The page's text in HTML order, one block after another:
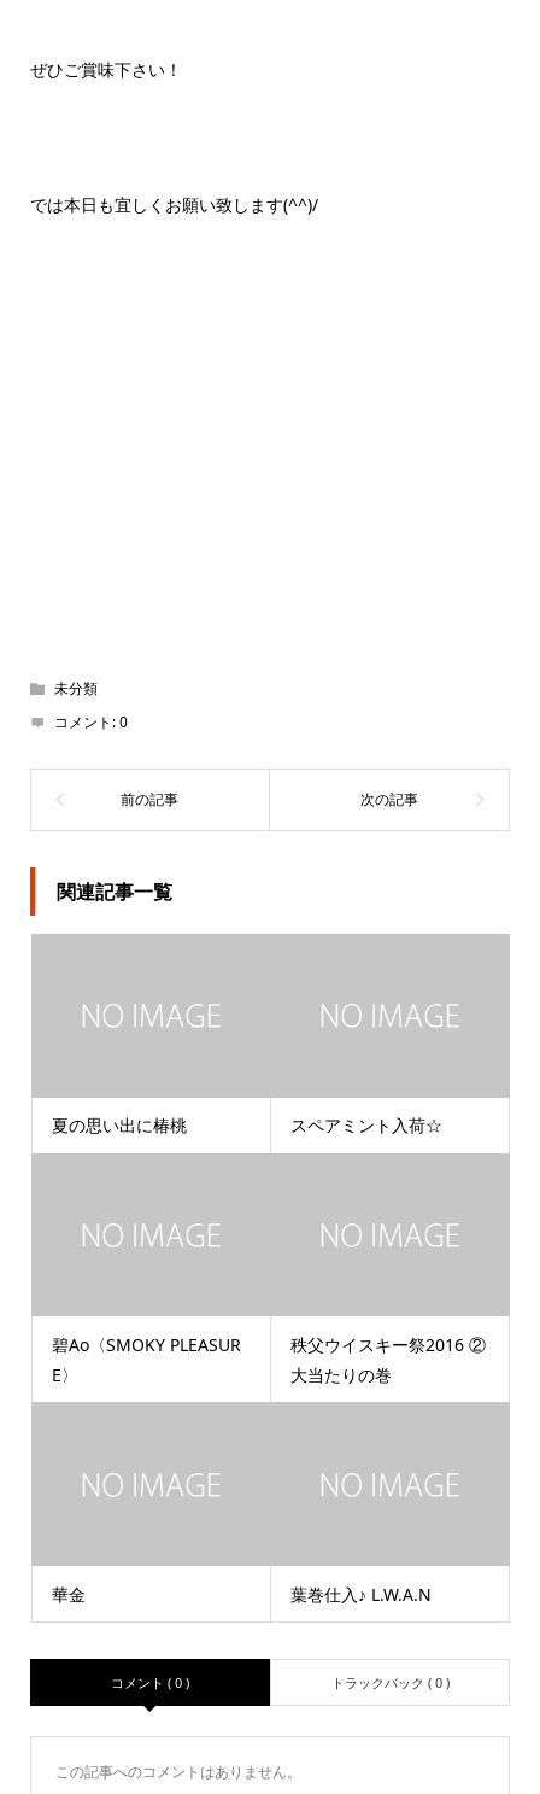
ぜひご賞味下さい！
では本日も宜しくお願い致します(^^)/
未分類
コメント:0
関連記事一覧
夏の思い出に椿桃 スペアミント入荷☆
碧Ao〈SMOKY PLEASUR
E〉
秩父ウイスキー祭2016 ②
大当たりの巻
華金 葉巻仕入♪ L.W.A.N
コメント ( 0 ) トラックバック ( 0 )
この記事へのコメントはありません。